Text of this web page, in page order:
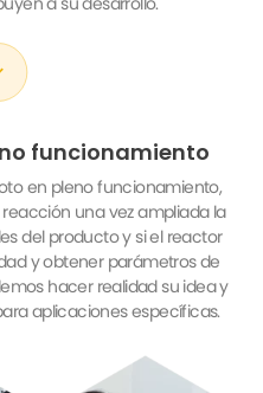
en pleno funcionamiento,
una vez ampliada la
del producto y si el reactor
y obtener parámetros de
hacer realidad su idea y
aplicaciones específicas.